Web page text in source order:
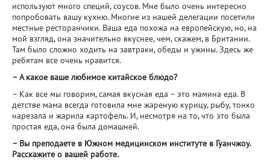
используют много специй, соусов. Мне было очень интересно
попробовать вашу кухню. Многие из нашей делегации посетили
местные ресторанчики. Ваша еда похожа на европейскую, но, на
мой взгляд, она значительно вкуснее, чем, скажем, в Британии.
Там было сложно ходить на завтраки, обеды и ужины. Здесь же
ребятам все очень нравится.
– А какое ваше любимое китайское блюдо?
– Как все мы говорим, самая вкусная еда – это мамина еда. В
детстве мама всегда готовила мне жареную курицу, рыбу, тонко
нарезала и жарила картофель. И, несмотря на то, что это была
простая еда, она была домашней.
– Вы преподаете в Южном медицинском институте в Гуанчжоу.
Расскажите о вашей работе.